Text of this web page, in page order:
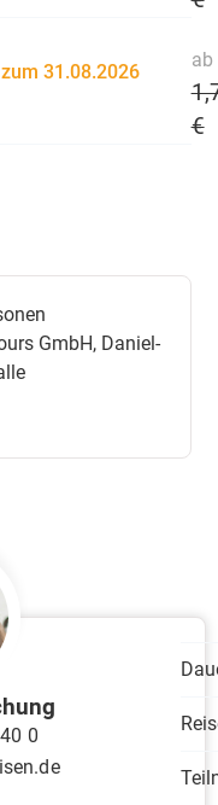
31.08.2026
ab
€
GmbH, Daniel-
0